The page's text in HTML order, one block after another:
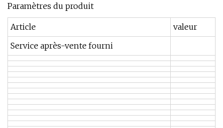
Paramètres du produit
Article
valeur
Service après-vente fourni